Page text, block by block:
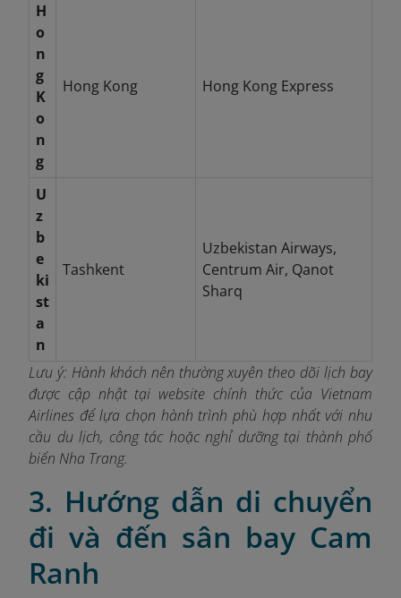
H
o
n
g
K
o
n
g
Hong Kong Hong Kong Express
U
z
b
e
ki
st
a
n
Tashkent
Uzbekistan Airways,
Centrum Air, Qanot
Sharq
Lưu ý: Hành khách nên thường xuyên theo dõi lịch bay
được cập nhật tại website chính thức của Vietnam
Airlines để lựa chọn hành trình phù hợp nhất với nhu
cầu du lịch, công tác hoặc nghỉ dưỡng tại thành phố
biển Nha Trang.
3. Hướng dẫn di chuyển
đi và đến sân bay Cam
Ranh